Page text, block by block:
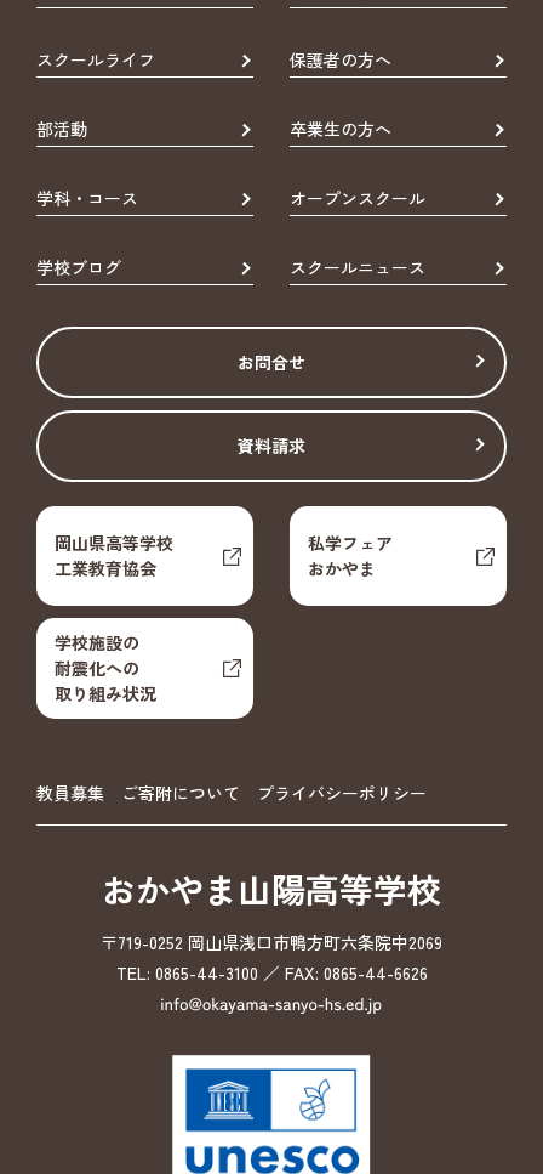
スクールライフ 保護者の方へ
部活動 卒業生の方へ
学科・コース オープンスクール
学校ブログ スクールニュース
お問合せ
資料請求
岡山県高等学校
工業教育協会
私学フェア
おかやま
学校施設の
耐震化への
取り組み状況
教員募集 ご寄附について プライバシーポリシー
おかやま山陽高等学校
〒719-0252 岡山県浅口市鴨方町六条院中2069
TEL: 0865-44-3100 ／ FAX: 0865-44-6626